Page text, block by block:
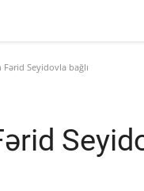
Seyidovla bağlı